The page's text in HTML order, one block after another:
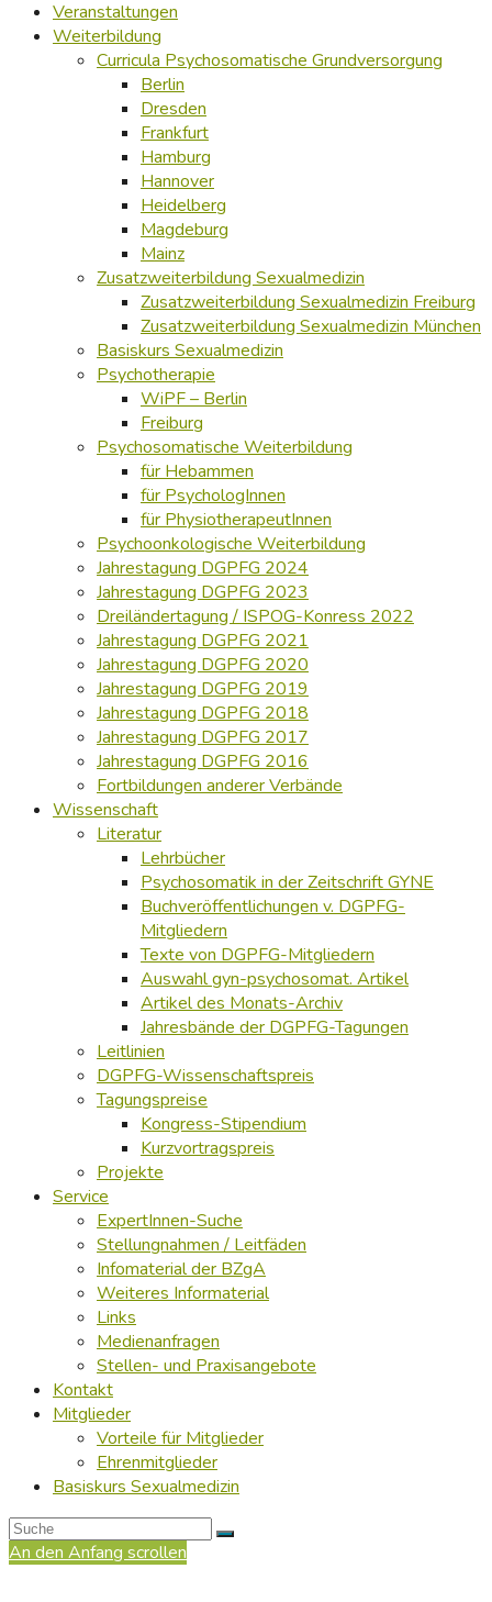
Veranstaltungen
Weiterbildung
Curricula Psychosomatische Grundversorgung
Berlin
Dresden
Frankfurt
Hamburg
Hannover
Heidelberg
Magdeburg
Mainz
Zusatzweiterbildung Sexualmedizin
Zusatzweiterbildung Sexualmedizin Freiburg
Zusatzweiterbildung Sexualmedizin München
Basiskurs Sexualmedizin
Psychotherapie
WiPF – Berlin
Freiburg
Psychosomatische Weiterbildung
für Hebammen
für PsychologInnen
für PhysiotherapeutInnen
Psychoonkologische Weiterbildung
Jahrestagung DGPFG 2024
Jahrestagung DGPFG 2023
Dreiländertagung / ISPOG-Konress 2022
Jahrestagung DGPFG 2021
Jahrestagung DGPFG 2020
Jahrestagung DGPFG 2019
Jahrestagung DGPFG 2018
Jahrestagung DGPFG 2017
Jahrestagung DGPFG 2016
Fortbildungen anderer Verbände
Wissenschaft
Literatur
Lehrbücher
Psychosomatik in der Zeitschrift GYNE
Buchveröffentlichungen v. DGPFG-
Mitgliedern
Texte von DGPFG-Mitgliedern
Auswahl gyn-psychosomat. Artikel
Artikel des Monats-Archiv
Jahresbände der DGPFG-Tagungen
Leitlinien
DGPFG-Wissenschaftspreis
Tagungspreise
Kongress-Stipendium
Kurzvortragspreis
Projekte
Service
ExpertInnen-Suche
Stellungnahmen / Leitfäden
Infomaterial der BZgA
Weiteres Informaterial
Links
Medienanfragen
Stellen- und Praxisangebote
Kontakt
Mitglieder
Vorteile für Mitglieder
Ehrenmitglieder
Basiskurs Sexualmedizin
An den Anfang scrollen